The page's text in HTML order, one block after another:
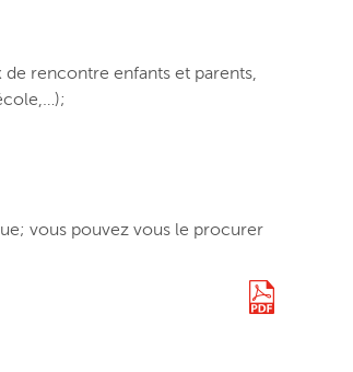
de rencontre enfants et parents,
vous pouvez vous le procurer